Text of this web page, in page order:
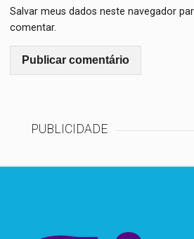
Salvar meus dados neste navegador
comentar.
PUBLICIDADE